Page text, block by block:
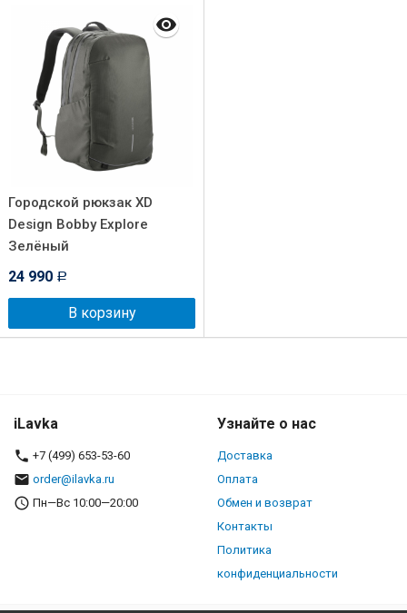
Городской рюкзак XD
Design Bobby Explore
Зелёный
24 990 Р
В корзину
iLavka
+7 (499) 653-53-60
order@ilavka.ru
Пн—Вс 10:00—20:00
Узнайте о нас
Доставка
Оплата
Обмен и возврат
Контакты
Политика
конфиденциальности